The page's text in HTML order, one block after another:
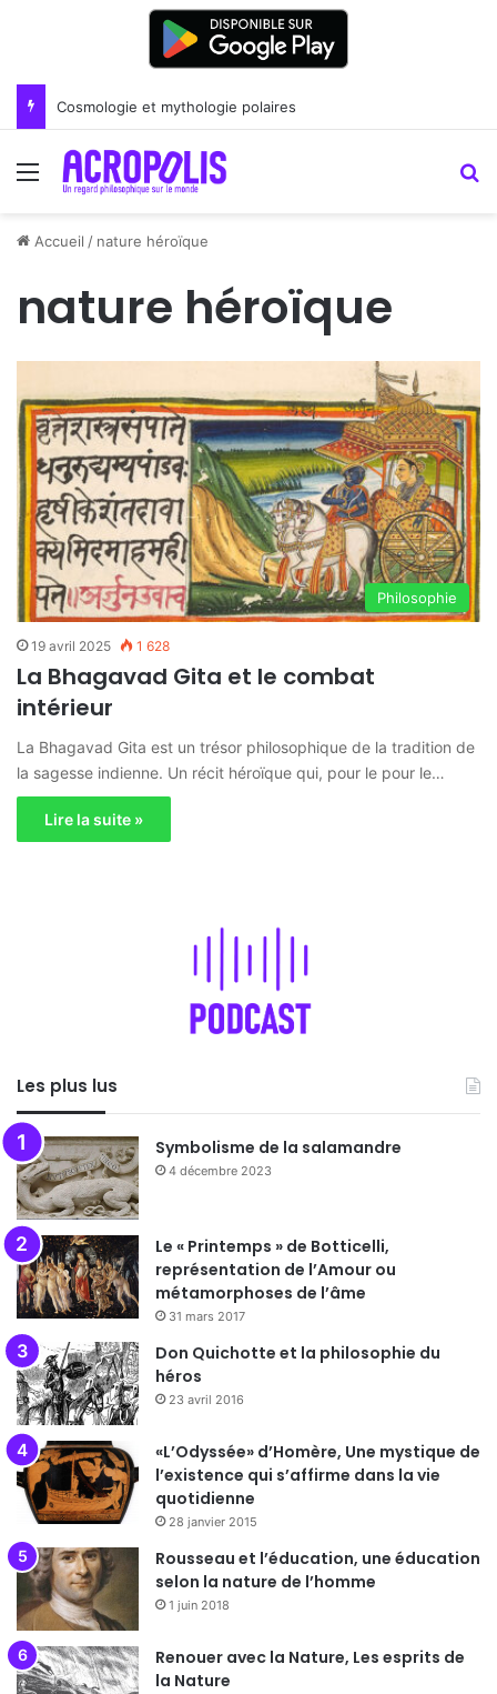
Cosmologie et mythologie polaires
Menu
Accueil / nature héroïque
nature héroïque
Philosophie
19 avril 2025 1 628
La Bhagavad Gita et le combat
intérieur
La Bhagavad Gita est un trésor philosophique de la tradition de
la sagesse indienne. Un récit héroïque qui, pour le pour le…
Lire la suite »
Les plus lus
Symbolisme de la salamandre
4 décembre 2023
Le « Printemps » de Botticelli,
représentation de l’Amour ou
métamorphoses de l’âme
31 mars 2017
Don Quichotte et la philosophie du
héros
23 avril 2016
«L’Odyssée» d’Homère, Une mystique de
l’existence qui s’affirme dans la vie
quotidienne
28 janvier 2015
Rousseau et l’éducation, une éducation
selon la nature de l’homme
1 juin 2018
Renouer avec la Nature, Les esprits de
la Nature